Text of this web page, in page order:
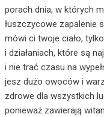
porach dnia, w których
łuszczycowe zapalenie
mówi ci twoje ciało,
i działaniach, które są
i nie trać czasu na
jesz dużo owoców i
zdrowe dla wszystkich
ponieważ zawierają